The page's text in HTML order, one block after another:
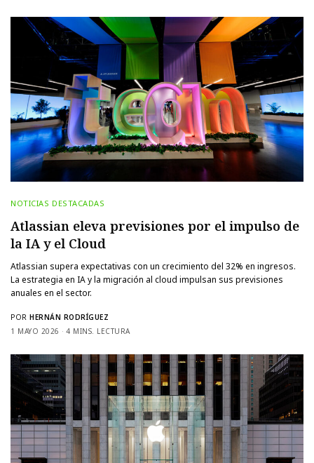
NOTICIAS DESTACADAS
Atlassian eleva previsiones por el impulso de
la IA y el Cloud
Atlassian supera expectativas con un crecimiento del 32% en ingresos.
La estrategia en IA y la migración al cloud impulsan sus previsiones
anuales en el sector.
POR HERNÁN RODRÍGUEZ
1 MAYO 2026
4 MINS. LECTURA